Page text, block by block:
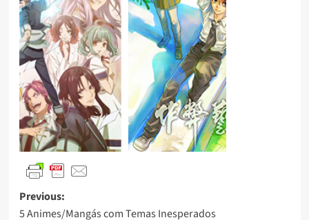
Previous:
5 Animes/Mangás com Temas Inesperados